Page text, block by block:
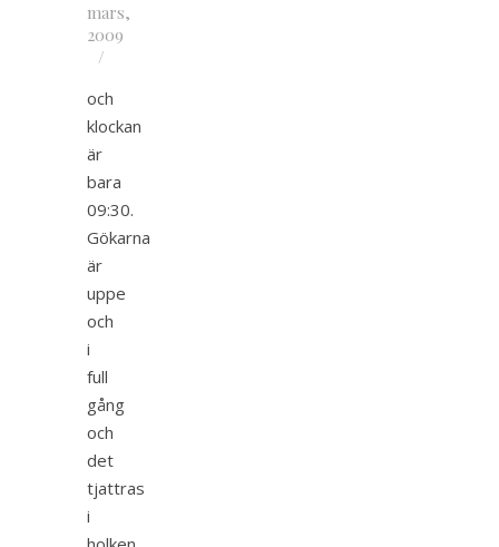
mars,
2009
/
och
klockan
är
bara
09:30.
Gökarna
är
uppe
och
i
full
gång
och
det
tjattras
i